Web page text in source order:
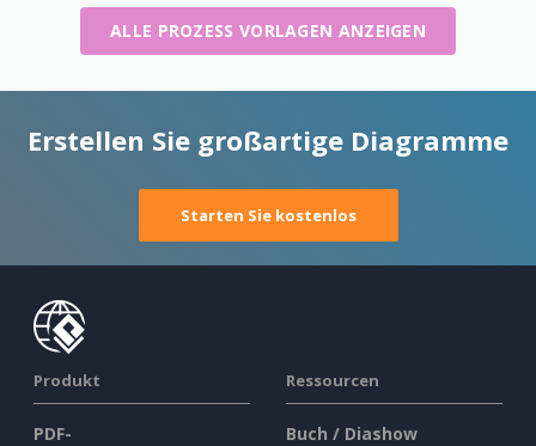
ALLE PROZESS VORLAGEN ANZEIGEN
Erstellen Sie großartige Diagramme
Starten Sie kostenlos
Produkt
PDF-
Ressourcen
Buch / Diashow